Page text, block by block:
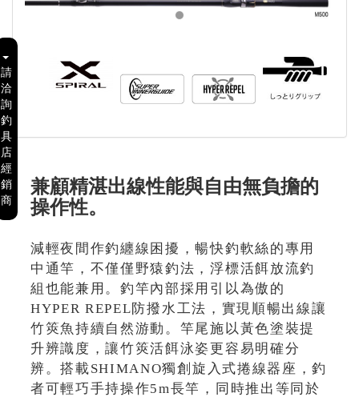
請
洽
詢
釣
具
店
經
銷
商
兼顧精湛出線性能與自由無負擔的
操作性。
減輕夜間作釣纏線困擾，暢快釣軟絲的專用
中通竿，不僅僅野猿釣法，浮標活餌放流釣
組也能兼用。釣竿內部採用引以為傲的
HYPER REPEL防撥水工法，實現順暢出線讓
竹筴魚持續自然游動。竿尾施以黃色塗裝提
升辨識度，讓竹筴活餌泳姿更容易明確分
辨。搭載SHIMANO獨創旋入式捲線器座，釣
者可輕巧手持操作5m長竿，同時推出等同於